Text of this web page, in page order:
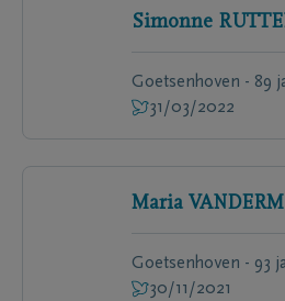
Simonne
Goetsenhoven - 89
31/03/2022
Maria
Goetsenhoven - 93
30/11/2021